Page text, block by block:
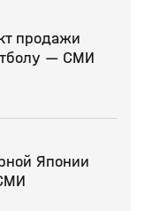
продажи
— СМИ
Японии